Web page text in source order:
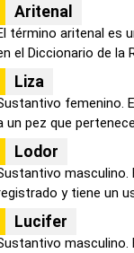
Aritenal
término aritenal es
el Diccionario de la
Liza
femenino.
un pez que
Lodor
masculino.
y tiene un
Lucifer
masculino.